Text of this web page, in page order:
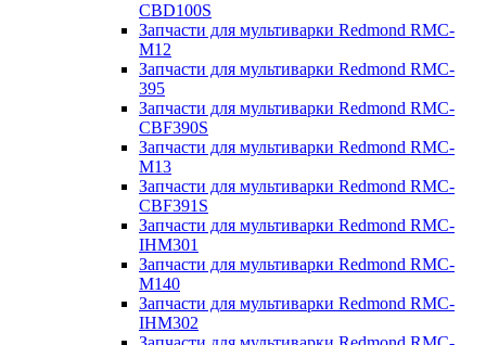
CBD100S
Запчасти для мультиварки Redmond RMC-
M12
Запчасти для мультиварки Redmond RMC-
395
Запчасти для мультиварки Redmond RMC-
CBF390S
Запчасти для мультиварки Redmond RMC-
M13
Запчасти для мультиварки Redmond RMC-
CBF391S
Запчасти для мультиварки Redmond RMC-
IHM301
Запчасти для мультиварки Redmond RMC-
M140
Запчасти для мультиварки Redmond RMC-
IHM302